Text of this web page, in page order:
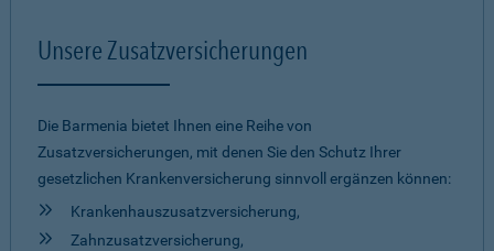
Unsere Zusatzversicherungen
Die Barmenia bietet Ihnen eine Reihe von
Zusatzversicherungen, mit denen Sie den Schutz Ihrer
gesetzlichen Krankenversicherung sinnvoll ergänzen können:
Krankenhauszusatzversicherung,
Zahnzusatzversicherung,